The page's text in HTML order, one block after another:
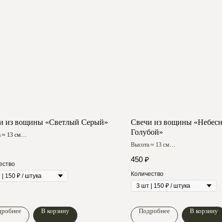
из вощины «Светлый Серый»
≈ 13 см
В корзину
Свечи из вощины
Голубой»
Высота ≈ 13 см
450 ₽
Количество
Подробнее В корзину